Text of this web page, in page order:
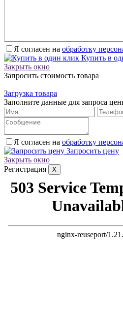
Я согласен на обработку
Купить в
Закрыть окно
Запросить стоимость товара
Загрузка товара
Заполните данные для запроса
Я согласен на обработку
Запросить цену
Закрыть окно
Регистрация
X